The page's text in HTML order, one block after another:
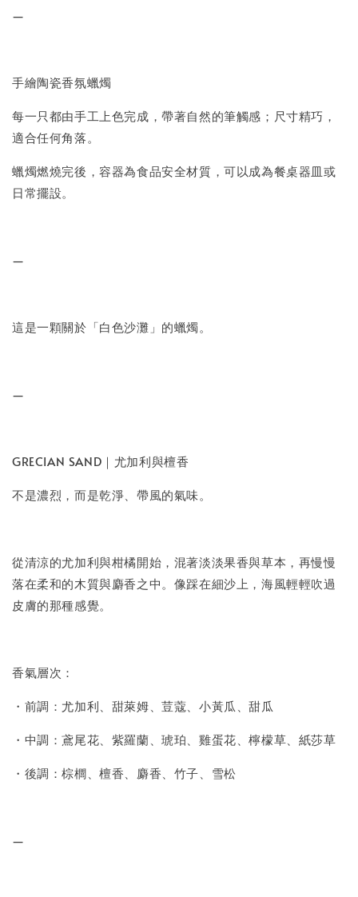
—
手繪陶瓷香氛蠟燭
每一只都由手工上色完成，帶著自然的筆觸感；尺寸精巧，
適合任何角落。
蠟燭燃燒完後，容器為食品安全材質，可以成為餐桌器皿或
日常擺設。
—
這是一顆關於「白色沙灘」的蠟燭。
—
GRECIAN SAND｜尤加利與檀香
不是濃烈，而是乾淨、帶風的氣味。
從清涼的尤加利與柑橘開始，混著淡淡果香與草本，再慢慢
落在柔和的木質與麝香之中。像踩在細沙上，海風輕輕吹過
皮膚的那種感覺。
香氣層次：
・前調：尤加利、甜萊姆、荳蔻、小黃瓜、甜瓜
・中調：鳶尾花、紫羅蘭、琥珀、雞蛋花、檸檬草、紙莎草
・後調：棕櫚、檀香、麝香、竹子、雪松
—